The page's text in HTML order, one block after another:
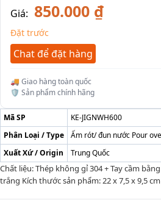
Giá: 850.000 ₫
Đặt trước
Chat để đặt hàng
🚚 Giao hàng toàn quốc
🛡️ Sản phẩm chính hãng
Mã SP
KE-JIGNWH600
Phân Loại / Type
Ấm rót/ đun nước Pour
Xuất Xứ / Origin
Trung Quốc
Chất liệu: Thép không gỉ 304 + Tay cầm
trắng Kích thước sản phẩm: 22 x 7,5 x 9,5